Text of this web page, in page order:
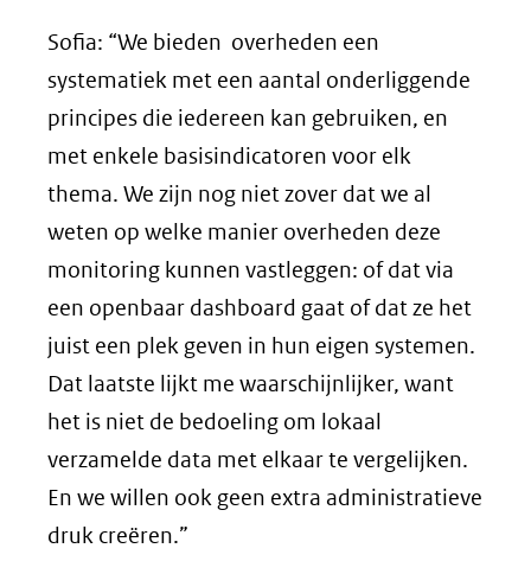
Sofia: “We bieden overheden een
systematiek met een aantal onderliggende
principes die iedereen kan gebruiken, en
met enkele basisindicatoren voor elk
thema. We zijn nog niet zover dat we al
weten op welke manier overheden deze
monitoring kunnen vastleggen: of dat via
een openbaar dashboard gaat of dat ze het
juist een plek geven in hun eigen systemen.
Dat laatste lijkt me waarschijnlijker, want
het is niet de bedoeling om lokaal
verzamelde data met elkaar te vergelijken.
En we willen ook geen extra administratieve
druk creëren.”